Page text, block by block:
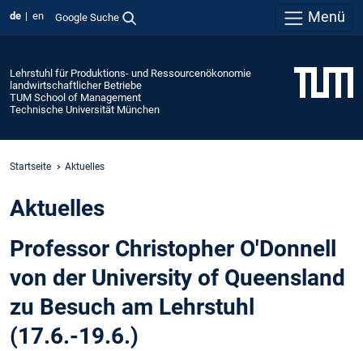
de en Google Suche Menü
Lehrstuhl für Produktions- und Ressourcenökonomie
landwirtschaftlicher Betriebe
TUM School of Management
Technische Universität München
Startseite Aktuelles
Aktuelles
Professor Christopher O'Donnell
von der University of Queensland
zu Besuch am Lehrstuhl
(17.6.-19.6.)